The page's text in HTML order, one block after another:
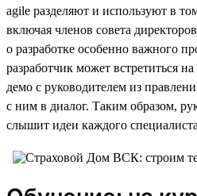
agile разделяют и используют в
включая членов совета
о разработке особенно важного
разработчик может встретиться
демо с руководителем из
с ним в диалог. Таким образом,
слышит идеи каждого